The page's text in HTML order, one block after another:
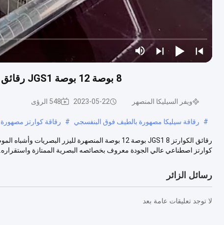
8 بوصة 12 بوصة JGS1 رقائق الكوارتز المنصهرة لليزر البصريات وأشباه الموصلات
ويفر السيليكا المنصهر 2023-05-22 548 الرؤى
# رقاقة سيليكا مصهورة بالطيف فوق البنفسجي # رقاقة كوارتز مصهورة SiO2
كوارتز اصطناعي عالي الجودة معروف بخصائصه البصرية الممتازة واستقراره...
رسائل الزائر
لا توجد تعليقات عامة بعد